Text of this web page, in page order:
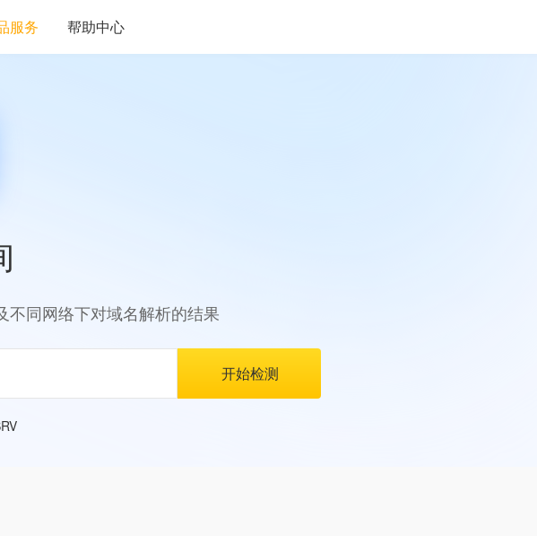
服务 帮助中心
不同网络下对域名解析的结果